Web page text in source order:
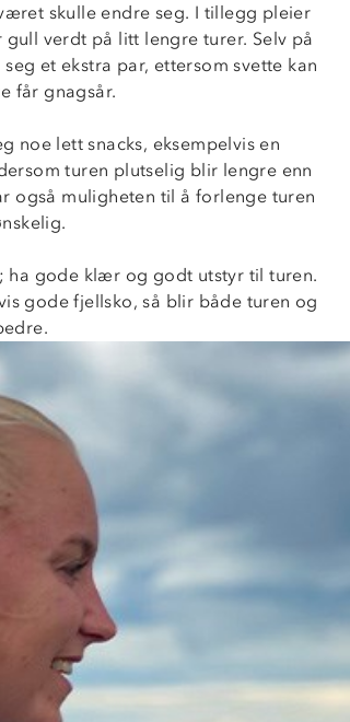
skulle endre seg. I tillegg pleier
verdt på litt lengre turer. Selv på
et ekstra par, ettersom svette kan
får gnagsår.
noe lett snacks, eksempelvis en
turen plutselig blir lengre enn
også muligheten til å forlenge turen
ha gode klær og godt utstyr til turen.
gode fjellsko, så blir både turen og